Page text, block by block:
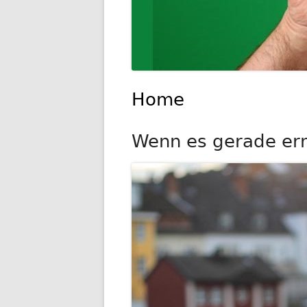
Home
Wenn es gerade